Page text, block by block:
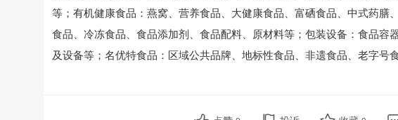
等；有机健康食品：燕窝、营养食品、大健康食品、富硒食品、中式药膳
食品、冷冻食品、食品添加剂、食品配料、原材料等；包装设备：食品容
及设备等；名优特食品：区域公共品牌、地标性食品、非遗食品、老字号